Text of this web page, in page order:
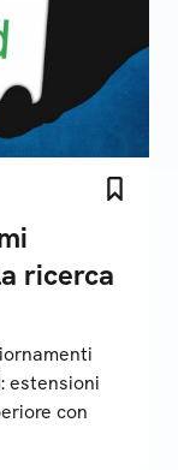
ricerca
estensioni
con